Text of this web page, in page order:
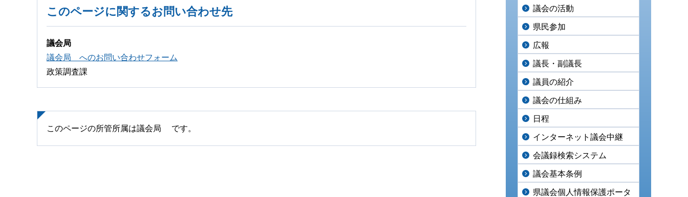
このページに関するお問い合わせ先
議会局
議会局 へのお問い合わせフォーム
政策調査課
このページの所管所属は議会局 です。
議会の活動
県民参加
広報
議長・副議長
議員の紹介
議会の仕組み
日程
インターネット議会中継
会議録検索システム
議会基本条例
県議会個人情報保護ポータ